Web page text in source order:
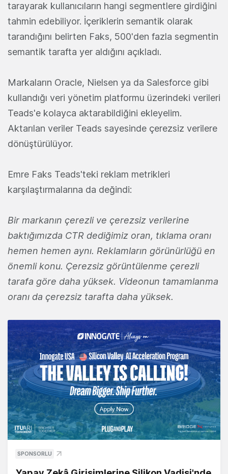
tarayarak kullanıcıların hangi segmentlere girdiğini
tahmin edebiliyor. İçeriklerin semantik olarak
tarandığını belirten Faks, 500'den fazla segmentin
semantik tarafta yer aldığını açıkladı.
Markaların Oracle, Nielsen ya da Salesforce gibi
kullandığı veri yönetim platformu üzerindeki verileri
Teads'e kolayca aktarabildiğini ekleyelim.
Aktarılan veriler Teads sayesinde çerezsiz verilere
dönüştürülüyor.
Emre Faks Teads'teki reklam metrikleri
karşılaştırmalarına da değindi:
Bir markanın çerezli ve çerezsiz verilerine
baktığımızda CTR dediğimiz oran, tıklama oranı
hemen hemen aynı. Reklamların görünürlüğü en
önemli konu. Çerezsiz görüntülenme çerezli
tarafa göre daha yüksek. Videonun tamamlanma
oranı da çerezsiz tarafta daha yüksek.
SPONSORLU